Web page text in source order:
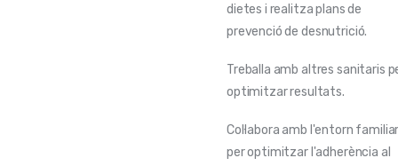
dietes i realitza plans de
prevenció de desnutrició.
Treballa amb altres sanitaris
optimitzar resultats.
Col·labora amb l'entorn
per optimitzar l'adherència al